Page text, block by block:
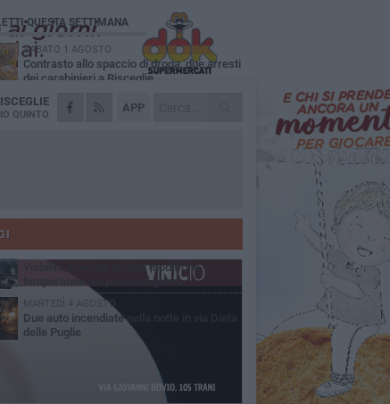
APP
QUINTO
QUESTA SETTIMANA
SABATO 1 AGOSTO
Contrasto allo spaccio di droga, due arresti
dei carabinieri a Bisceglie
VENERDÌ 31 LUGLIO
Torna l'appuntamento con la Pastasciutta
Dramma alla spiaggia Bi-Marmi: un
VENERDÌ 31 LUGLIO
Viabilità, previste alcune modifiche
temporanee nei prossimi giorni
MARTEDÌ 4 AGOSTO
Due auto incendiate nella notte in via Dieta
delle Puglie